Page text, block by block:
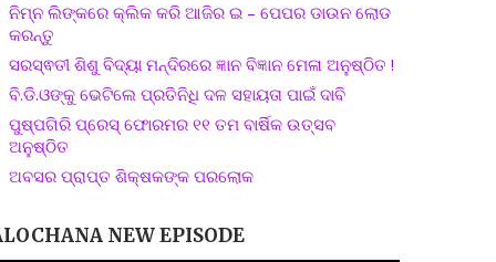
ନିମ୍ନ ଲିଙ୍କରେ କ୍ଲିକ କରି ଆଜିର ଇ – ପେପର ଡାଉନ ଲୋଡ
କରନ୍ତୁ
ସରସ୍ଵତୀ ଶିଶୁ ବିଦ୍ୟା ମନ୍ଦିରରେ ଜ୍ଞାନ ବିଜ୍ଞାନ ମେଳା ଅନୁଷ୍ଠିତ !
ବି.ଡି.ଓଙ୍କୁ ଭେଟିଲେ ପ୍ରତିନିଧି ଦଳ ସହାୟତା ପାଇଁ ଦାବି
ପୁଷ୍ପଗିରି ପ୍ରେସ୍ ଫୋରମର ୧୧ ତମ ବାର୍ଷିକ ଉତ୍ସବ
ଅନୁଷ୍ଠିତ
ଅବସର ପ୍ରାପ୍ତ ଶିକ୍ଷକଙ୍କ ପରଲୋକ
NEW EPISODE